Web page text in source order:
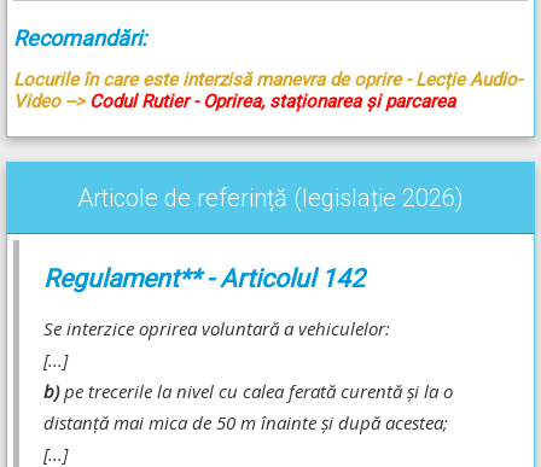
Recomandări:
Locurile în care este interzisă manevra de oprire - Lecție Audio-
Video -->Codul Rutier - Oprirea, staționarea și parcarea
Articole de referință (legislație 2026)
Regulament** - Articolul 142
Se interzice oprirea voluntară a vehiculelor:
[...]
b)pe trecerile la nivel cu calea ferată curentă şi la o
distanţă mai mica de 50 m înainte şi după acestea;
[...]